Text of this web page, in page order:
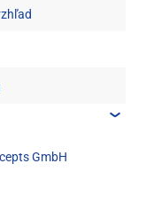
GmbH